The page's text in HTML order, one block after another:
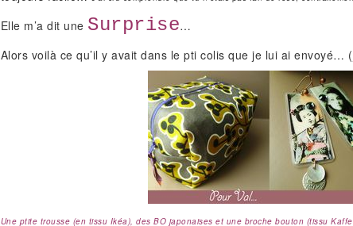
Elle m’a dit une Surprise…
Alors voilà ce qu’il y avait dans le pti colis que je lui ai envoyé…
Une ptite trousse (en tissu Ikéa), des BO japonaises et une broche bouton (tissu